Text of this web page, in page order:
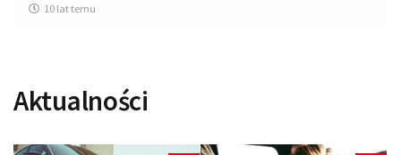
10 lat temu
Aktualności